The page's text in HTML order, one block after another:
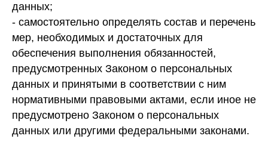
данных;
- самостоятельно определять состав и перечень
мер, необходимых и достаточных для
обеспечения выполнения обязанностей,
предусмотренных Законом о персональных
данных и принятыми в соответствии с ним
нормативными правовыми актами, если иное не
предусмотрено Законом о персональных
данных или другими федеральными законами.